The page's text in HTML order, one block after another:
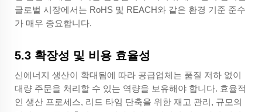
글로벌 시장에서는 RoHS 및 REACH와 같은 환경 기준 준수
가 매우 중요합니다.
5.3 확장성 및 비용 효율성
신에너지 생산이 확대됨에 따라 공급업체는 품질 저하 없이
대량 주문을 처리할 수 있는 역량을 보유해야 합니다. 효율적
인 생산 프로세스, 리드 타임 단축을 위한 재고 관리, 규모의